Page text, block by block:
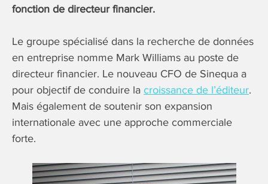
fonction de directeur financier.
Le groupe spécialisé dans la recherche de données
en entreprise nomme Mark Williams au poste de
directeur financier. Le nouveau CFO de Sinequa a
pour objectif de conduire la croissance de l’éditeur.
Mais également de soutenir son expansion
internationale avec une approche commerciale
forte.